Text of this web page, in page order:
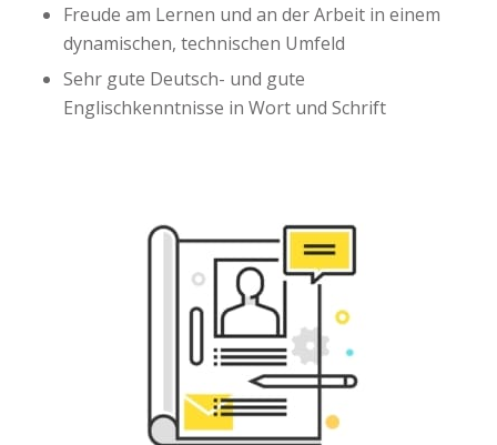
Freude am Lernen und an der Arbeit in einem
dynamischen, technischen Umfeld
Sehr gute Deutsch- und gute
Englischkenntnisse in Wort und Schrift